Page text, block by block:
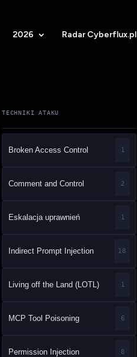
2026 Radar Cyberflux.pl
TECHNIKI ATAKU
Broken Access Control 1
Comment and Control 2
Eskalacja uprawnień 1
Indirect Prompt Injection 18
Living off the Land (LOTL) 1
MCP Tool Poisoning 6
Permission Injection 8